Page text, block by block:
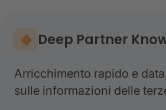
Deep Partner
Arricchimento rapido e
sulle informazioni delle